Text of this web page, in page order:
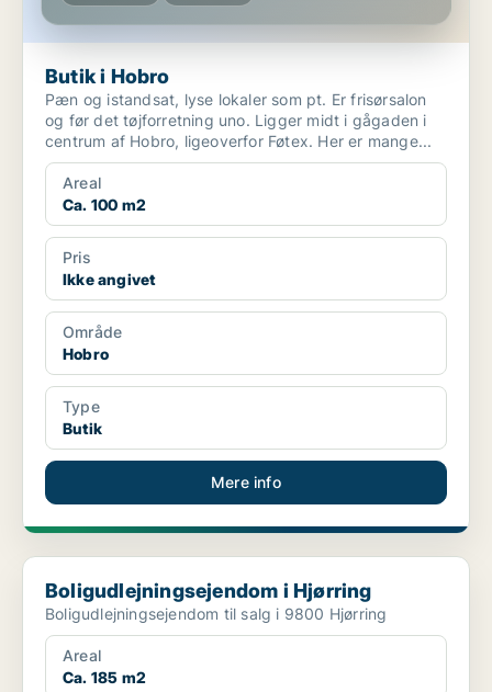
Butik i Hobro
Pæn og istandsat, lyse lokaler som pt. Er frisørsalon
og før det tøjforretning uno. Ligger midt i gågaden i
centrum af Hobro, ligeoverfor Føtex. Her er mange...
Areal
Ca. 100 m2
Pris
Ikke angivet
Område
Hobro
Type
Butik
Mere info
Boligudlejningsejendom i Hjørring
Boligudlejningsejendom i Hjørring
Boligudlejningsejendom til salg i 9800 Hjørring
Areal
Ca. 185 m2